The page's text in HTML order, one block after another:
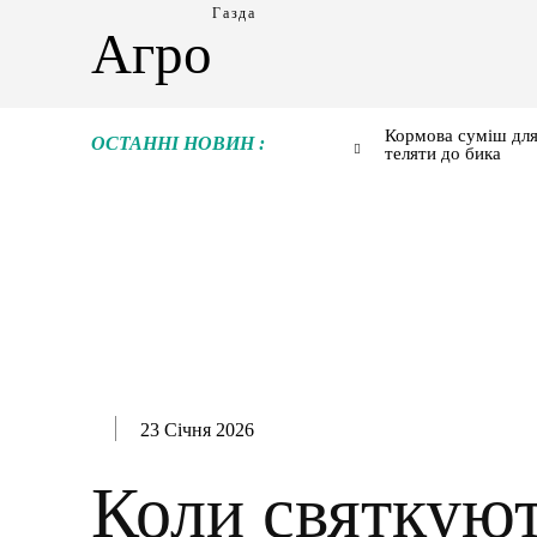
Агро
Газда
ОСТАННІ НОВИН :
Кормова суміш
теляти до бика
23 Січня 2026
Коли